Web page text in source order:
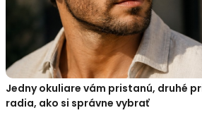
Jedny okuliare vám pristanú, druhé
radia, ako si správne vybrať